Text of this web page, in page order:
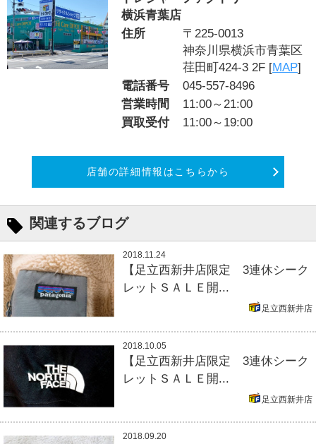
横浜青葉店
住所
〒225-0013
神奈川県横浜市青葉区
荏田町424-3 2F [MAP]
電話番号
045-557-8496
営業時間
11:00～21:00
買取受付
11:00～19:00
店舗の詳細情報はこちらから
関連するブログ
2018.11.24
【足立西新井店限定 3連休シーク
レットＳＡＬＥ開...
足立西新井店
2018.10.05
【足立西新井店限定 3連休シーク
レットＳＡＬＥ開...
足立西新井店
2018.09.20